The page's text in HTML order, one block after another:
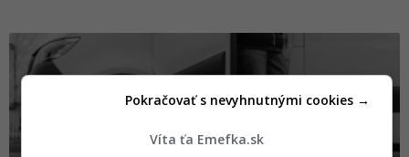
Víta ťa Emefka.sk
Pokračovať s nevyhnutnými cookies →